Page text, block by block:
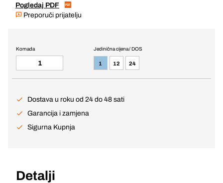
Pogledaj PDF
Preporuči prijatelju
Jedinična cijena / DOS
1 12 24
Komada
Dostava u roku od 24 do 48 sati
Garancija i zamjena
Sigurna Kupnja
Detalji